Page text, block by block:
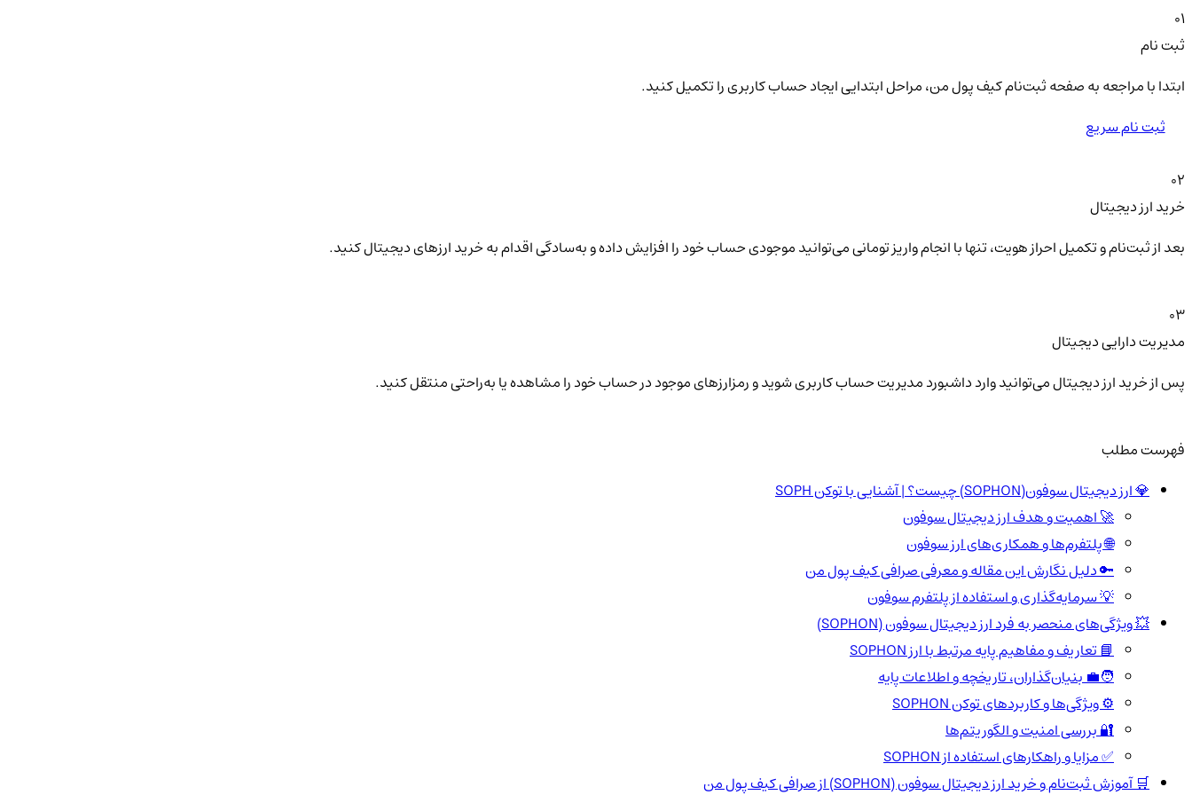
01
ثبت نام
ابتدا با مراجعه به صفحه ثبت‌نام کیف‌ پول من، مراحل ابتدایی ایجاد حساب کاربری را تکمیل کنید.
ثبت نام سریع
02
خرید ارز دیجیتال
بعد از ثبت‌نام و تکمیل احراز هویت، تنها با انجام واریز تومانی می‌توانید موجودی حساب خود را افزایش داده و به‌سادگی اقدام به خرید ارزهای دیجیتال کنید.
03
مدیریت دارایی دیجیتال
پس از خرید ارز دیجیتال می‌توانید وارد داشبورد مدیریت حساب کاربری شوید و رمزارزهای موجود در حساب خود را مشاهده یا به‌راحتی منتقل کنید.
فهرست مطلب
💎 ارز دیجیتال سوفون(SOPHON) چیست؟ | آشنایی با توکن SOPH
🚀 اهمیت و هدف ارز دیجیتال سوفون
🌐 پلتفرم‌ها و همکاری‌های ارز سوفون
🔑 دلیل نگارش این مقاله و معرفی صرافی کیف پول من
💡 سرمایه‌گذاری و استفاده از پلتفرم سوفون
💥 ویژگی‌های منحصر به فرد ارز دیجیتال سوفون (SOPHON)
📘 تعاریف و مفاهیم پایه مرتبط با ارز SOPHON
🧑‍💼 بنیان‌گذاران، تاریخچه و اطلاعات پایه
⚙️ ویژگی‌ها و کاربردهای توکن SOPHON
🔐 بررسی امنیت و الگوریتم‌ها
✅ مزایا و راهکارهای استفاده از SOPHON
🛒 آموزش ثبت‌نام و خرید ارز دیجیتال سوفون (SOPHON) از صرافی کیف پول من